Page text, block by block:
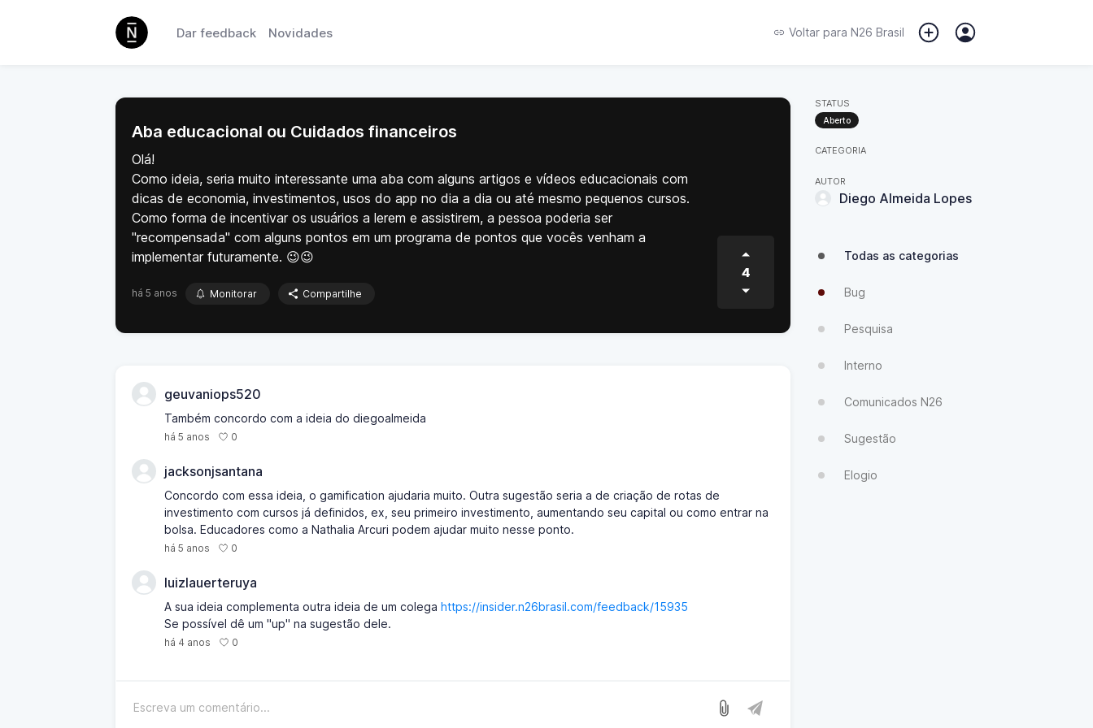
Dar feedback Novidades Voltar para N26 Brasil
Aba educacional ou Cuidados financeiros
Olá!
Como ideia, seria muito interessante uma aba com alguns artigos e vídeos educacionais com
dicas de economia, investimentos, usos do app no dia a dia ou até mesmo pequenos cursos.
Como forma de incentivar os usuários a lerem e assistirem, a pessoa poderia ser
"recompensada" com alguns pontos em um programa de pontos que vocês venham a
implementar futuramente. 😉😉
há 5 anos Monitorar Compartilhe
4
geuvaniops520
Também concordo com a ideia do diegoalmeida
há 5 anos 0
jacksonjsantana
Concordo com essa ideia, o gamification ajudaria muito. Outra sugestão seria a de criação de rotas de
investimento com cursos já definidos, ex, seu primeiro investimento, aumentando seu capital ou como entrar na
bolsa. Educadores como a Nathalia Arcuri podem ajudar muito nesse ponto.
há 5 anos 0
luizlauerteruya
A sua ideia complementa outra ideia de um colega https://insider.n26brasil.com/feedback/15935
Se possível dê um "up" na sugestão dele.
há 4 anos 0
STATUS
Aberto
CATEGORIA
AUTOR
Diego Almeida Lopes
Todas as categorias
Bug
Pesquisa
Interno
Comunicados N26
Sugestão
Elogio